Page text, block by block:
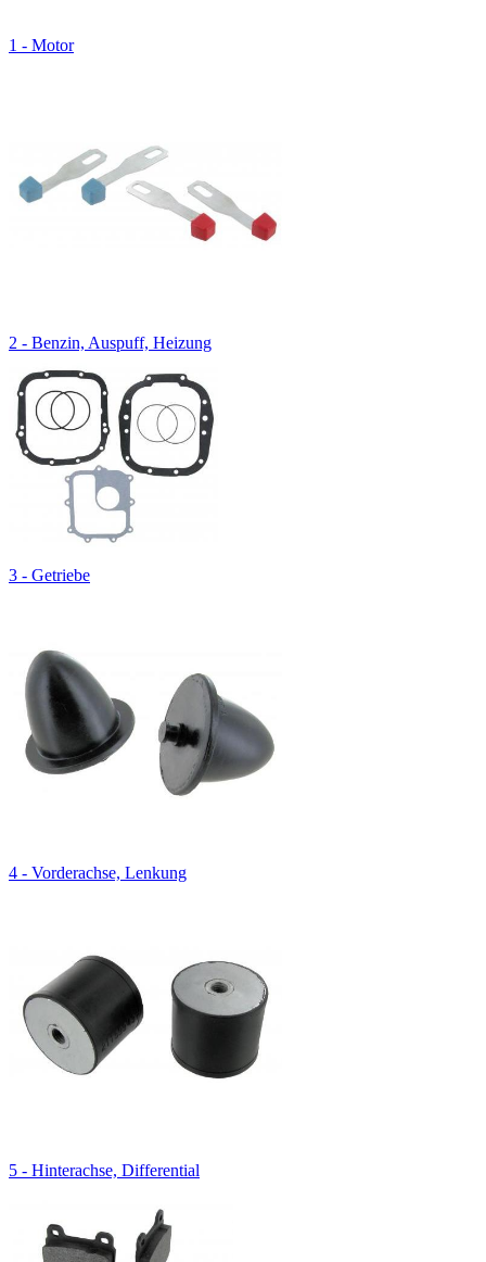
1 - Motor
2 - Benzin, Auspuff, Heizung
3 - Getriebe
4 - Vorderachse, Lenkung
5 - Hinterachse, Differential